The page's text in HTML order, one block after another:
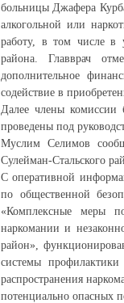
больницы Джафера
алкогольной или
работу, в том числе в
района. Главврач
дополнительное
содействие в
Далее члены комиссии
проведены под
Муслим Селимов
Сулейман-Стальского
С оперативной
по общественной
«Комплексные меры
наркомании и
район»,
системы
распространения
потенциально опасных